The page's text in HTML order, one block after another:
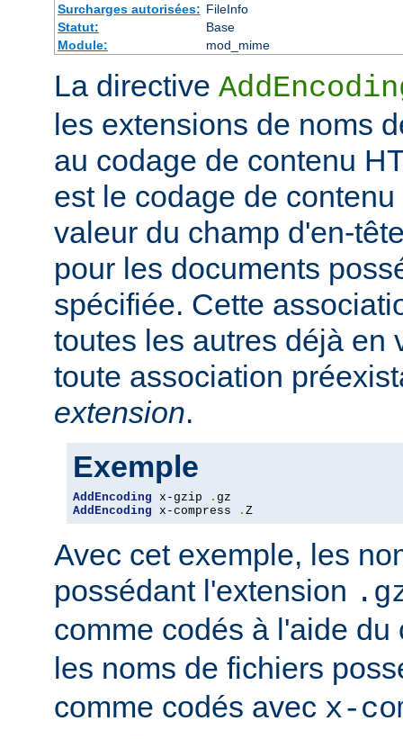
Surcharges autorisées: FileInfo
Statut:
Base
Module:
mod_mime
La directive
les extensions de noms
au codage de contenu
est le codage de
valeur du champ d'en-
pour les documents
spécifiée. Cette
toutes les autres déjà en
toute association
extension.
Exemple
AddEncoding x-gzip .
AddEncoding x-compress . Z
Avec cet exemple, les
possédant l'extension
comme codés à l'aide
les noms de fichiers
comme codés avec x-